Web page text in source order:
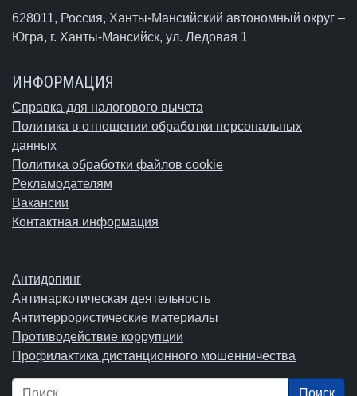
628011, Россия, Ханты-Мансийский автономный округ –
Югра, г. Ханты-Мансийск, ул. Ледовая 1
ИНФОРМАЦИЯ
Справка для налогового вычета
Политика в отношении обработки персональных
данных
Политика обработки файлов cookie
Рекламодателям
Вакансии
Контактная информация
Антидопинг
Антинаркотическая деятельность
Антитеррористические материалы
Противодействие коррупции
Профилактика дистанционного мошенничества
Поиск